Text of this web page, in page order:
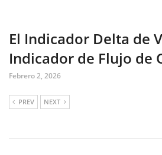
El Indicador Delta de
Indicador de Flujo de
Febrero 2, 2026
PREV NEXT